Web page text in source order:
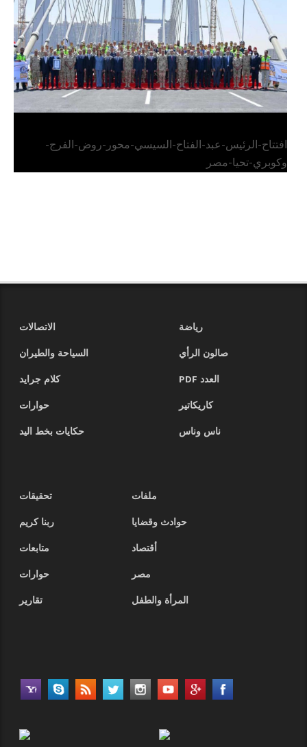
افتتاح-الرئيس-عبد-الفتاح-السيسي-محور-روض-الفرج-
وكوبري-تحيا-مصر
رياضة
الاتصالات
صالون الرأي
السياحة والطيران
العدد PDF
كلام جرايد
كاريكاتير
حوارات
ناس وناس
حكايات بخط اليد
ملفات
تحقيقات
حوادث وقضايا
ربنا كريم
أقتصاد
متابعات
مصر
حوارات
المرأة والطفل
تقارير